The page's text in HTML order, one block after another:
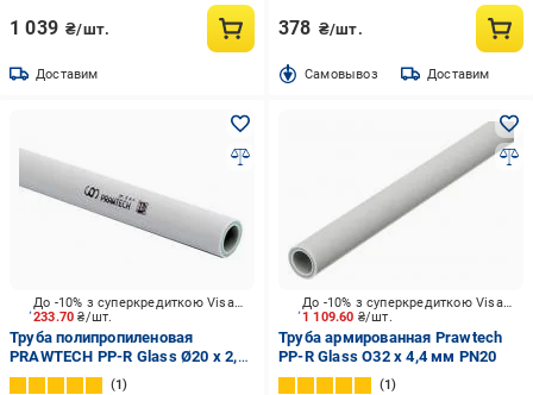
1 039 ₴/шт.
Доставим
378 ₴/шт.
Cамовывоз Доставим
233.70₴/шт.
До -10% з суперкредиткою Visa Вигода
Труба полипропиленовая
PRAWTECH PP-R Glass Ø20 x 2,8
мм PN20
1
1 109.60 ₴/шт.
До -10% з суперкредиткою Visa Вигода
Труба армированная Prawtech
PP-R Glass O32 x 4,4 мм PN20
1